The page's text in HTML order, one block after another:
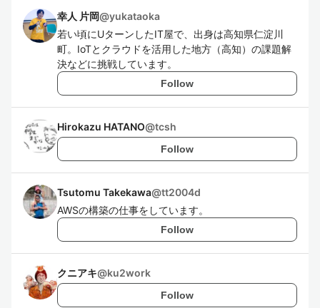
幸人 片岡@yukataoka
若い頃にUターンしたIT屋で、出身は高知県仁淀川
町。IoTとクラウドを活用した地方（高知）の課題解
決などに挑戦しています。
Follow
Hirokazu HATANO@tcsh
Follow
Tsutomu Takekawa@tt2004d
AWSの構築の仕事をしています。
Follow
クニアキ@ku2work
Follow